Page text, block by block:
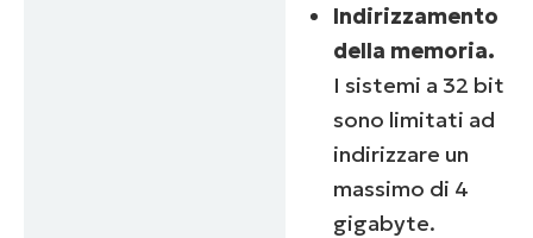
Indirizzamento
della memoria.
I sistemi a 32 bit
sono limitati ad
indirizzare un
massimo di 4
gigabyte.